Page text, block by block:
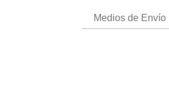
Medios de Envío